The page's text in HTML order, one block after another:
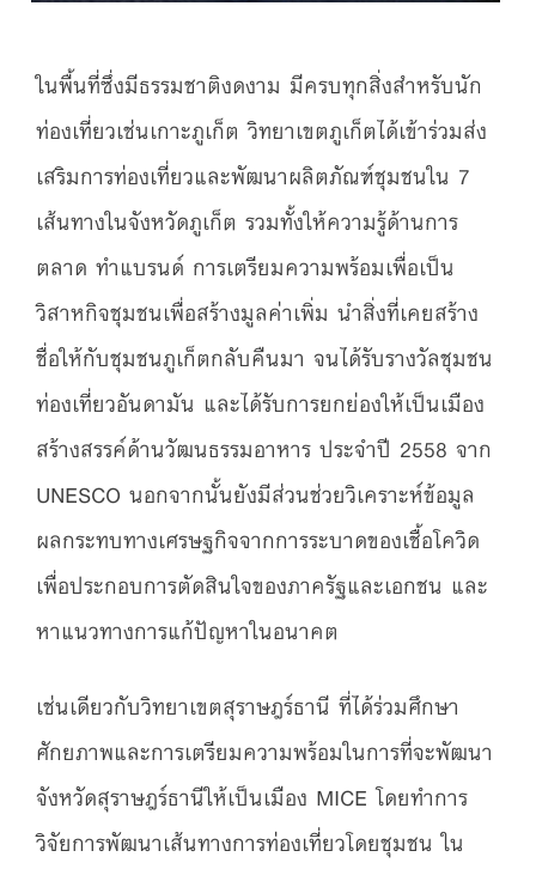
ในพื้นที่ซึ่งมีธรรมชาติงดงาม มีครบทุกสิ่งสำหรับนัก
ท่องเที่ยวเช่นเกาะภูเก็ต วิทยาเขตภูเก็ตได้เข้าร่วมส่ง
เสริมการท่องเที่ยวและพัฒนาผลิตภัณฑ์ชุมชนใน 7
เส้นทางในจังหวัดภูเก็ต รวมทั้งให้ความรู้ด้านการ
ตลาด ทำแบรนด์ การเตรียมความพร้อมเพื่อเป็น
วิสาหกิจชุมชนเพื่อสร้างมูลค่าเพิ่ม นำสิ่งที่เคยสร้าง
ชื่อให้กับชุมชนภูเก็ตกลับคืนมา จนได้รับรางวัลชุมชน
ท่องเที่ยวอันดามัน และได้รับการยกย่องให้เป็นเมือง
สร้างสรรค์ด้านวัฒนธรรมอาหาร ประจำปี 2558 จาก
UNESCO นอกจากนั้นยังมีส่วนช่วยวิเคราะห์ข้อมูล
ผลกระทบทางเศรษฐกิจจากการระบาดของเชื้อโควิด
เพื่อประกอบการตัดสินใจของภาครัฐและเอกชน และ
หาแนวทางการแก้ปัญหาในอนาคต
เช่นเดียวกับวิทยาเขตสุราษฎร์ธานี ที่ได้ร่วมศึกษา
ศักยภาพและการเตรียมความพร้อมในการที่จะพัฒนา
จังหวัดสุราษฎร์ธานีให้เป็นเมือง MICE โดยทำการ
วิจัยการพัฒนาเส้นทางการท่องเที่ยวโดยชุมชน ใน